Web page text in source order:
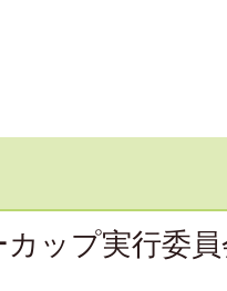
ップ実行委